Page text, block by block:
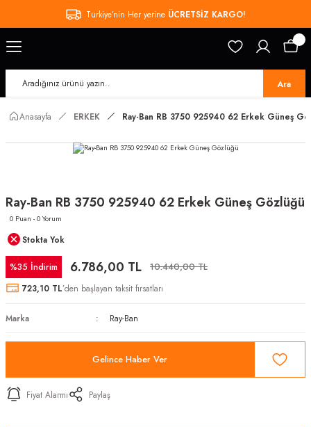
Türkiye’nin Her yerine ÜCRETSİZ KARGO!
Ara
Anasayfa ERKEK Ray-Ban RB 3750 925940 62 Erkek Güneş
Ray-Ban RB 3750 925940 62 Erkek Güneş Gözlüğü
0 Puan - 0 Yorum
Stokta Yok
%35 İndirim 6.786,00 TL 10.440,00 TL
723,10 TL’den başlayan taksit fırsatları
Marka Ray-Ban
Gelince Haber Ver
Fiyat Alarmı Paylaş